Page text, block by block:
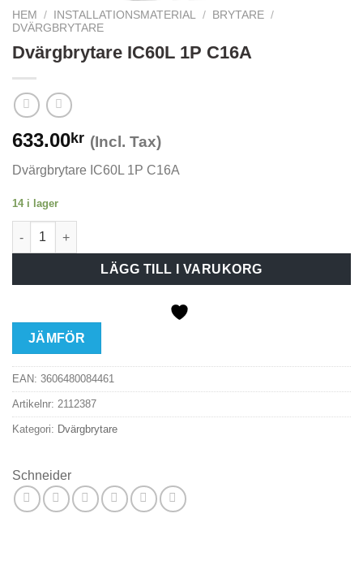
HEM / INSTALLATIONSMATERIAL / BRYTARE /
DVÄRGBRYTARE
Dvärgbrytare IC60L 1P C16A
633.00kr (Incl. Tax)
Dvärgbrytare IC60L 1P C16A
14 i lager
Dvärgbrytare IC60L 1P C16A mängd
LÄGG TILL I VARUKORG
JÄMFÖR
EAN: 3606480084461
Artikelnr: 2112387
Kategori: Dvärgbrytare
Schneider